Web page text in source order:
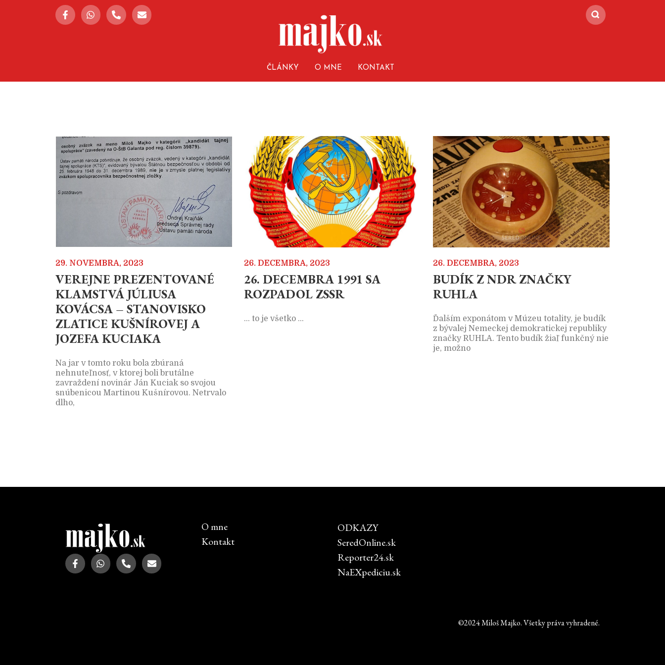
ČLÁNKY O MNE KONTAKT
29. NOVEMBRA, 2023
VEREJNE PREZENTOVANÉ
KLAMSTVÁ JÚLIUSA
KOVÁCSA – STANOVISKO
ZLATICE KUŠNÍROVEJ A
JOZEFA KUCIAKA
Na jar v tomto roku bola zbúraná
nehnuteľnosť, v ktorej boli brutálne
zavraždení novinár Ján Kuciak so svojou
snúbenicou Martinou Kušnírovou. Netrvalo
dlho,
26. DECEMBRA, 2023
26. DECEMBRA 1991 SA
ROZPADOL ZSSR
… to je všetko …
26. DECEMBRA, 2023
BUDÍK Z NDR ZNAČKY
RUHLA
Ďalším exponátom v Múzeu totality, je budík
z bývalej Nemeckej demokratickej republiky
značky RUHLA. Tento budík žiaľ funkčný nie
je, možno
O mne
Kontakt
ODKAZY
SeredOnline.sk
Reporter24.sk
NaEXpediciu.sk
©2024 Miloš Majko. Všetky práva vyhradené.